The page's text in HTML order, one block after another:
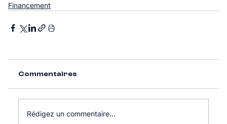
Financement
Commentaires
Rédigez un commentaire...